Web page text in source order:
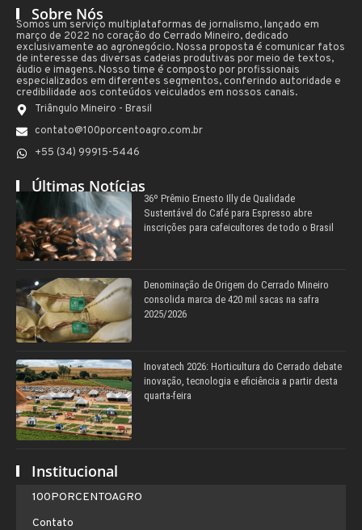
Sobre Nós
Somos um serviço multiplataformas de jornalismo, lançado em
março de 2022 no coração do Cerrado Mineiro, dedicado
exclusivamente ao agronegócio. Nossa proposta é comunicar fatos
de interesse das diversas cadeias produtivas por meio de textos,
áudio e imagens. Nosso time é composto por profissionais
especializados em diferentes segmentos, conferindo autoridade e
credibilidade aos conteúdos veiculados em nossos canais.
Triângulo Mineiro - Brasil
contato@100porcentoagro.com.br
+55 (34) 99915-5446
Últimas Notícias
36º Prêmio Ernesto Illy de Qualidade
Sustentável do Café para Espresso abre
inscrições para cafeicultores de todo o Brasil
Denominação de Origem do Cerrado Mineiro
consolida marca de 420 mil sacas na safra
2025/2026
Inovatech 2026: Horticultura do Cerrado debate
inovação, tecnologia e eficiência a partir desta
quarta-feira
Institucional
100PORCENTOAGRO
Contato